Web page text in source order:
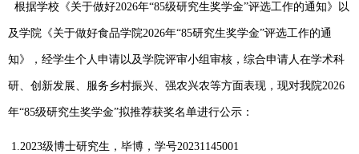
根据学校《关于做好2026年“85级研究生奖学金”评选工作的通知》 以
及学院《关于做好食品学院2026年“85研究生奖学金”评选工作的通
知》， 经学生个人申请以及学院评审小组审核 ，综合申请人在学术科
研、创新发展、服务乡村振兴、强农兴农等方面表现，现对我院2026
年“85级研究生奖学金”拟推荐获奖名单进行公示 ：
1.2023级博士研究生，毕博，学号20231145001